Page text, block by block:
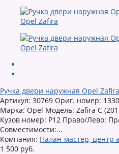
Ручка двери наружная Opel
Артикул: 30769 Ориг. номер:
Марка: Opel Модель: Zafira C
Кузов номер: P12 Право/Лево:
Совместимости:...
Компания: Палан-мастер, центр
1 500 руб.